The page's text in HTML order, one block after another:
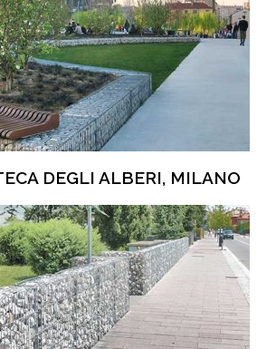
DEGLI ALBERI, MILANO